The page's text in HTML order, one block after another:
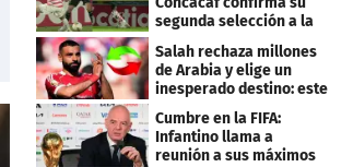
segunda selección a la
Copa del Mundo 2027
Salah rechaza millones
de Arabia y elige un
inesperado destino: este
será su club
Cumbre en la FIFA:
Infantino llama a
reunión a sus máximos